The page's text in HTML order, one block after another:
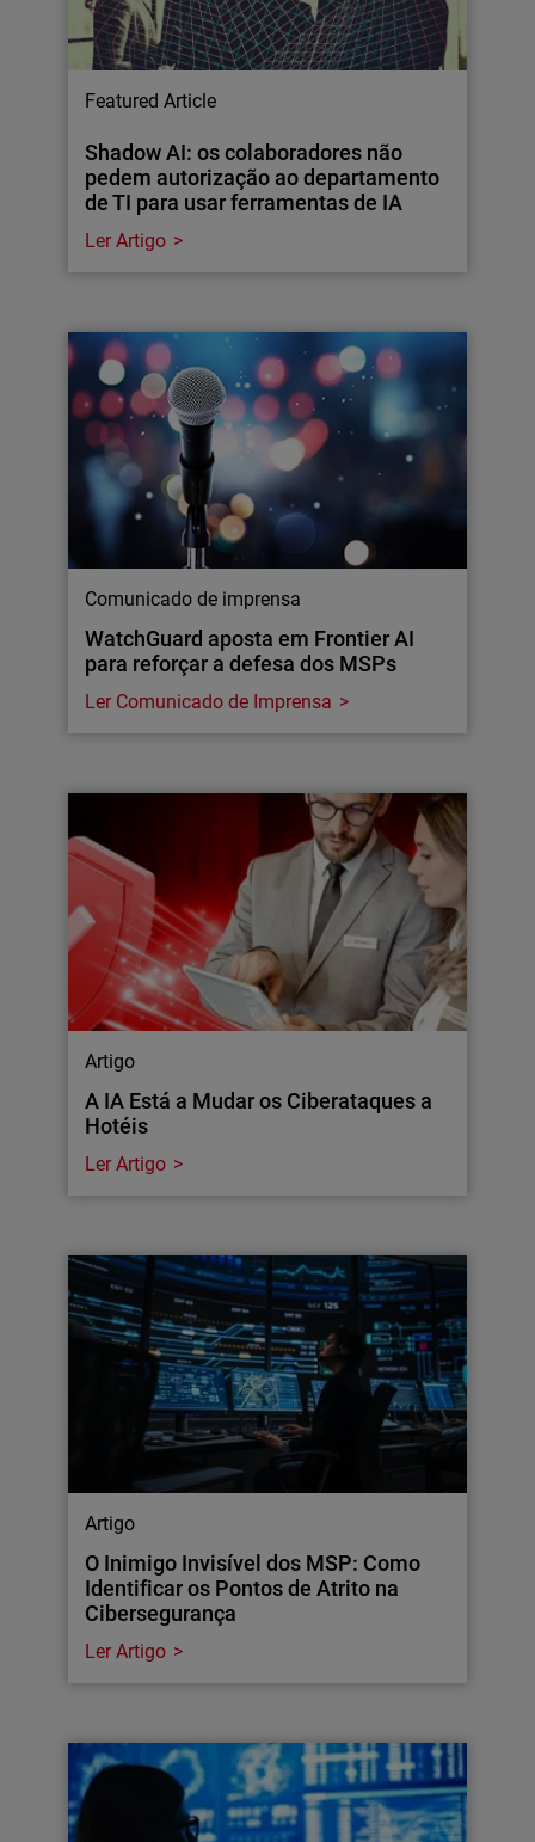
Featured Article
Shadow AI: os colaboradores não
pedem autorização ao departamento
de TI para usar ferramentas de IA
Ler Artigo
Comunicado de imprensa
WatchGuard aposta em Frontier AI
para reforçar a defesa dos MSPs
Ler Comunicado de Imprensa
Artigo
A IA Está a Mudar os Ciberataques a
Hotéis
Ler Artigo
Artigo
O Inimigo Invisível dos MSP: Como
Identificar os Pontos de Atrito na
Cibersegurança
Ler Artigo